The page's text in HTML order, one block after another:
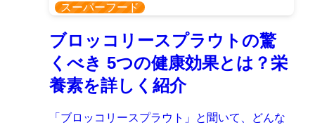
スーパーフード
ブロッコリースプラウトの驚
くべき 5つの健康効果とは？栄
養素を詳しく紹介
「ブロッコリースプラウト」と聞いて、どんな